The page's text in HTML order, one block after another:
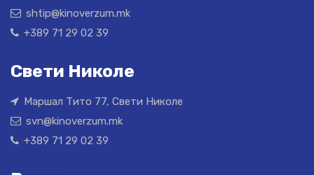
shtip@kinoverzum.mk
+389 71 29 02 39
Свети Николе
Маршал Тито 77, Свети Николе
svn@kinoverzum.mk
+389 71 29 02 39